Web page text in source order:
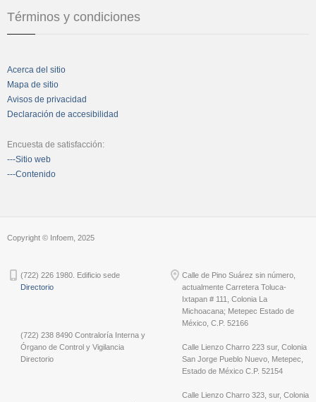
Términos y condiciones
Acerca del sitio
Mapa de sitio
Avisos de privacidad
Declaración de accesibilidad
Encuesta de satisfacción:
---Sitio web
---Contenido
Copyright © Infoem, 2025
(722) 226 1980. Edificio sede
Directorio
(722) 238 8490 Contraloría Interna y
Órgano de Control y Vigilancia
Directorio
Calle de Pino Suárez sin número,
actualmente Carretera Toluca-
Ixtapan # 111, Colonia La
Michoacana; Metepec Estado de
México, C.P. 52166
Calle Lienzo Charro 223 sur, Colonia
San Jorge Pueblo Nuevo, Metepec,
Estado de México C.P. 52154
Calle Lienzo Charro 323, sur, Colonia